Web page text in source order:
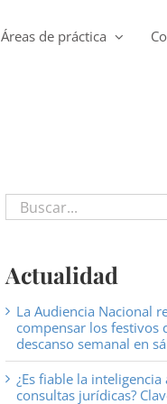
Áreas de práctica
Buscar:
Actualidad
La Audiencia Nacional
compensar los festivos
descanso semanal en
¿Es fiable la
consultas jurídicas?